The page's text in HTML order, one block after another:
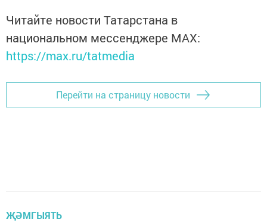
Читайте новости Татарстана в
национальном мессенджере MАХ:
https://max.ru/tatmedia
Перейти на страницу новости
ҖӘМГЫЯТЬ